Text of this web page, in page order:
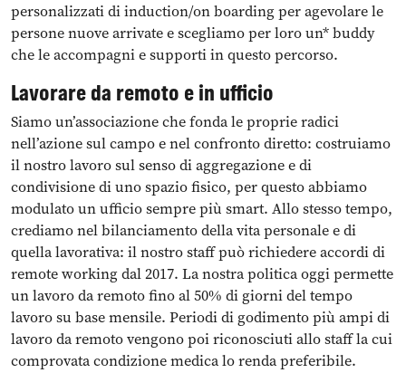
personalizzati di induction/on boarding per agevolare le
persone nuove arrivate e scegliamo per loro un* buddy
che le accompagni e supporti in questo percorso.
Lavorare da remoto e in ufficio
Siamo un’associazione che fonda le proprie radici
nell’azione sul campo e nel confronto diretto: costruiamo
il nostro lavoro sul senso di aggregazione e di
condivisione di uno spazio fisico, per questo abbiamo
modulato un ufficio sempre più smart. Allo stesso tempo,
crediamo nel bilanciamento della vita personale e di
quella lavorativa: il nostro staff può richiedere accordi di
remote working dal 2017. La nostra politica oggi permette
un lavoro da remoto fino al 50% di giorni del tempo
lavoro su base mensile. Periodi di godimento più ampi di
lavoro da remoto vengono poi riconosciuti allo staff la cui
comprovata condizione medica lo renda preferibile.